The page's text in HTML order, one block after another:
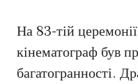
На 83-тій
кінематограф був
багатогранності.